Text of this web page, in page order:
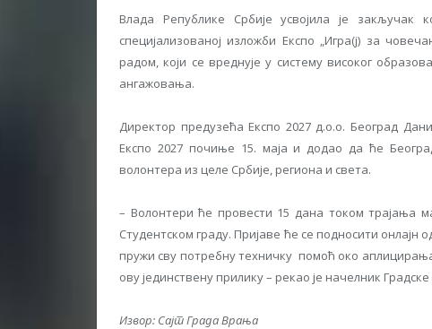
Влада Републике Србије усвојила је закључак
специјализованој изложби Експо „Игра(ј) за
радом, који се вреднује у систему високог
ангажовања.
Директор предузећа Експо 2027 д.о.о. Београд
Експо 2027 почиње 15. маја и додао да ће
волонтера из целе Србије, региона и света.
– Волонтери ће провести 15 дана током трајања
Студентском граду. Пријаве ће се подносити онлајн
пружи сву потребну техничку помоћ око
ову јединствену прилику – рекао је начелник
Извор: Сајт Града Врања